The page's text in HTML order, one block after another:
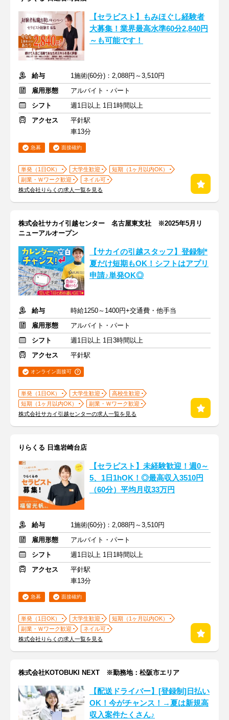
【セラピスト】もみほぐし経験者
大募集！業界最高水準60分2,840円
～も可能です！
給与
1施術(60分)：2,088円～3,510円
雇用形態
アルバイト・パート
シフト
週1日以上 1日1時間以上
アクセス
平針駅
車13分
急募 面接確約
単発（1日OK） 大学生歓迎
短期（1ヶ月以内OK）
副業・Ｗワーク歓迎
ネイル可
株式会社りらくの求人一覧を見る
株式会社サカイ引越センター 名古屋東支社 ※2025年5月リ
ニューアルオープン
【サカイの引越スタッフ】登録制*
夏だけ短期もOK！シフトはアプリ
申請♪単発OK◎
給与
時給1250～1400円+交通費・他手当
雇用形態
アルバイト・パート
シフト
週1日以上 1日3時間以上
アクセス
平針駅
オンライン面接可
単発（1日OK） 大学生歓迎
高校生歓迎
短期（1ヶ月以内OK）
副業・Ｗワーク歓迎
株式会社サカイ引越センターの求人一覧を見る
りらくる 日進岩崎台店
【セラピスト】未経験歓迎！週0～
5、1日1hOK！◎最高収入3510円
（60分）平均月収33万円
給与
1施術(60分)：2,088円～3,510円
雇用形態
アルバイト・パート
シフト
週1日以上 1日1時間以上
アクセス
平針駅
車13分
急募 面接確約
単発（1日OK） 大学生歓迎
短期（1ヶ月以内OK）
副業・Ｗワーク歓迎
ネイル可
株式会社りらくの求人一覧を見る
株式会社KOTOBUKI NEXT ※勤務地：松阪市エリア
【配送ドライバー】[登録制]日払い
OK！今がチャンス！→夏は新規高
収入案件たくさん♪